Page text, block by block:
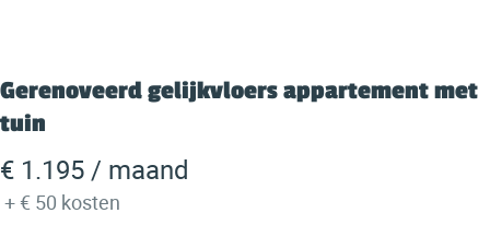
Gerenoveerd gelijkvloers appartement met
tuin
€ 1.195 / maand
+€ 50 kosten